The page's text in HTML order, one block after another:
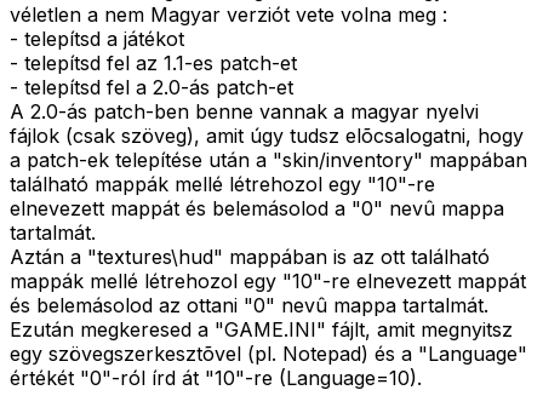
véletlen a nem Magyar verziót vete volna meg :
- telepítsd a játékot
- telepítsd fel az 1.1-es patch-et
- telepítsd fel a 2.0-ás patch-et
A 2.0-ás patch-ben benne vannak a magyar nyelvi
fájlok (csak szöveg), amit úgy tudsz elõcsalogatni, hogy
a patch-ek telepítése után a "skin/inventory" mappában
található mappák mellé létrehozol egy "10"-re
elnevezett mappát és belemásolod a "0" nevû mappa
tartalmát.
Aztán a "textures\hud" mappában is az ott található
mappák mellé létrehozol egy "10"-re elnevezett mappát
és belemásolod az ottani "0" nevû mappa tartalmát.
Ezután megkeresed a "GAME.INI" fájlt, amit megnyitsz
egy szövegszerkesztõvel (pl. Notepad) és a "Language"
értékét "0"-ról írd át "10"-re (Language=10).